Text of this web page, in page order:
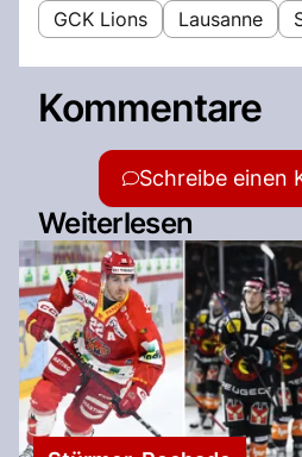
GCK Lions Lausanne
Kommentare
Schreibe einen
Weiterlesen